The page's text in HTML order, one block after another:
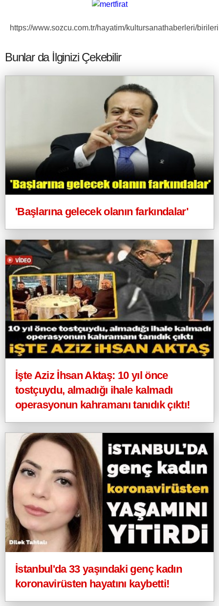
https://www.sozcu.com.tr/hayatim/kultursanathaberleri/
Bunlar da İlginizi Çekebilir
'Başlarına gelecek olanın farkındalar'
İşte Aziz İhsan Aktaş: 10 yıl önce
tostçuydu, almadığı ihale kalmadı
operasyonun kahramanı tanıdık çıktı!
İstanbul'da 33 yaşındaki genç kadın
koronavirüsten hayatını kaybetti!